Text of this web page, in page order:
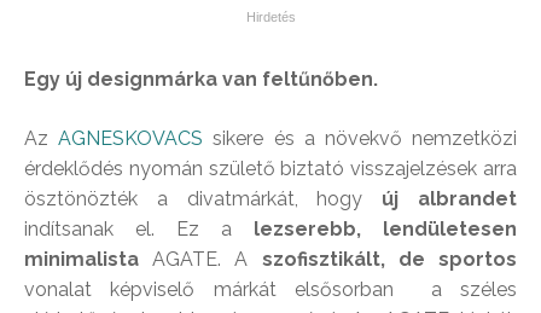
Egy új designmárka van feltűnőben.
AzAGNESKOVACS sikere és a növekvő nemzetközi
érdeklődés nyomán születő biztató visszajelzések arra
ösztönözték a divatmárkát, hogy új albrandet
indítsanak el. Ez a lezserebb, lendületesen
minimalista AGATE. A szofisztikált, de sportos
vonalat képviselő márkát elsősorban a széles